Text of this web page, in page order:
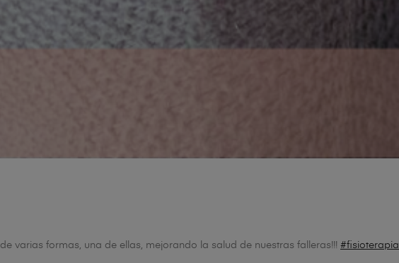
de varias formas, una de ellas, mejorando la salud de nuestras falleras!!! ‪#‎fisioterapia‬